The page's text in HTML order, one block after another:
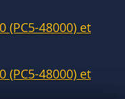
(PC5-48000) et
(PC5-48000) et